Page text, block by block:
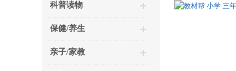
科普读物
保健/养生
亲子/家教